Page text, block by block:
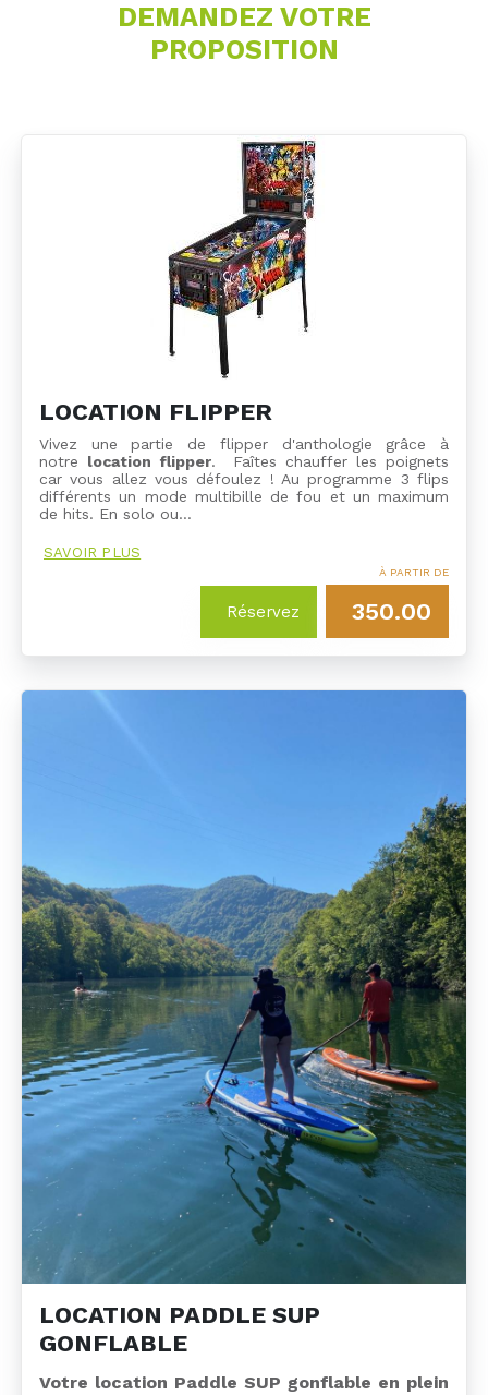
DEMANDEZ VOTRE
PROPOSITION
LOCATION FLIPPER
Vivez une partie de flipper d'anthologie grâce à
notre location flipper. Faîtes chauffer les poignets
car vous allez vous défoulez ! Au programme 3 flips
différents un mode multibille de fou et un maximum
de hits. En solo ou…
SAVOIR PLUS
Réservez
À PARTIR DE
350.00
LOCATION PADDLE SUP
GONFLABLE
Votre location Paddle SUP gonflable en plein